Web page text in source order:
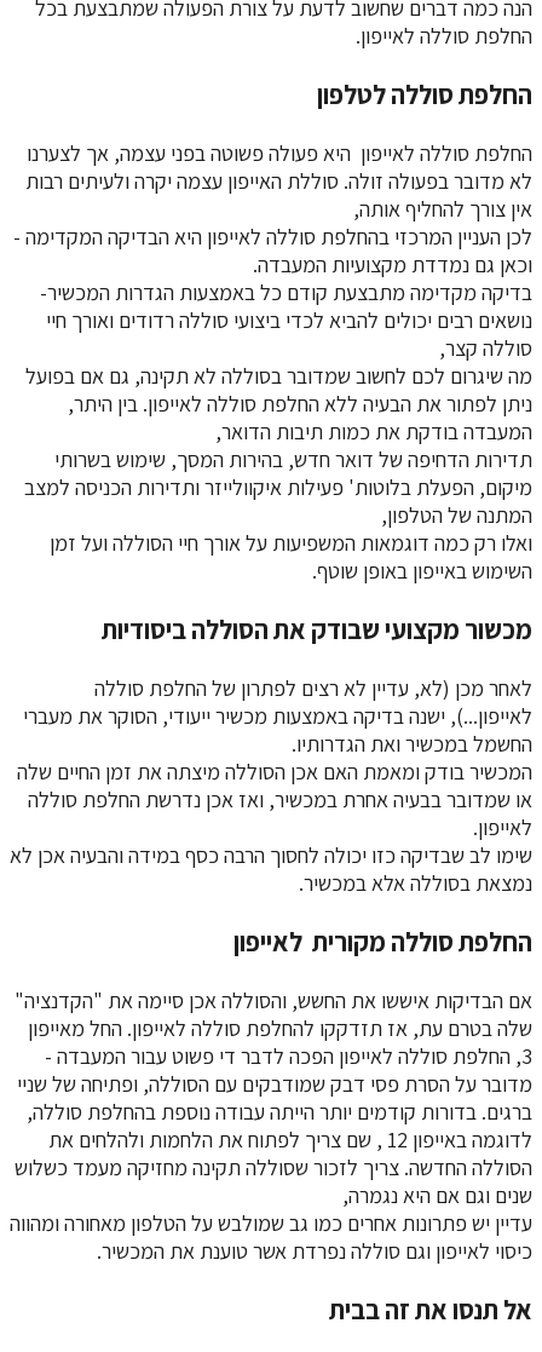
הנה כמה דברים שחשוב לדעת על צורת הפעולה שמתבצעת בכל
החלפת סוללה לאייפון.
החלפת סוללה לטלפון
החלפת סוללה לאייפון היא פעולה פשוטה בפני עצמה, אך לצערנו
לא מדובר בפעולה זולה. סוללת האייפון עצמה יקרה ולעיתים רבות
אין צורך להחליף אותה,
לכן העניין המרכזי בהחלפת סוללה לאייפון היא הבדיקה המקדימה -
וכאן גם נמדדת מקצועיות המעבדה.
בדיקה מקדימה מתבצעת קודם כל באמצעות הגדרות המכשיר-
נושאים רבים יכולים להביא לכדי ביצועי סוללה רדודים ואורך חיי
סוללה קצר,
מה שיגרום לכם לחשוב שמדובר בסוללה לא תקינה, גם אם בפועל
ניתן לפתור את הבעיה ללא החלפת סוללה לאייפון. בין היתר,
המעבדה בודקת את כמות תיבות הדואר,
תדירות הדחיפה של דואר חדש, בהירות המסך, שימוש בשרותי
מיקום, הפעלת בלוטות' פעילות איקוולייזר ותדירות הכניסה למצב
המתנה של הטלפון,
ואלו רק כמה דוגמאות המשפיעות על אורך חיי הסוללה ועל זמן
השימוש באייפון באופן שוטף.
מכשור מקצועי שבודק את הסוללה ביסודיות
לאחר מכן (לא, עדיין לא רצים לפתרון של החלפת סוללה
לאייפון...), ישנה בדיקה באמצעות מכשיר ייעודי, הסוקר את מעברי
החשמל במכשיר ואת הגדרותיו.
המכשיר בודק ומאמת האם אכן הסוללה מיצתה את זמן החיים שלה
או שמדובר בבעיה אחרת במכשיר, ואז אכן נדרשת החלפת סוללה
לאייפון.
שימו לב שבדיקה כזו יכולה לחסוך הרבה כסף במידה והבעיה אכן לא
נמצאת בסוללה אלא במכשיר.
החלפת סוללה מקורית לאייפון
אם הבדיקות איששו את החשש, והסוללה אכן סיימה את "הקדנציה"
שלה בטרם עת, אז תזדקקו להחלפת סוללה לאייפון. החל מאייפון
3, החלפת סוללה לאייפון הפכה לדבר די פשוט עבור המעבדה -
מדובר על הסרת פסי דבק שמודבקים עם הסוללה, ופתיחה של שניי
ברגים. בדורות קודמים יותר הייתה עבודה נוספת בהחלפת סוללה,
לדוגמה באייפון 12 , שם צריך לפתוח את הלחמות ולהלחים את
הסוללה החדשה. צריך לזכור שסוללה תקינה מחזיקה מעמד כשלוש
שנים וגם אם היא נגמרה,
עדיין יש פתרונות אחרים כמו גב שמולבש על הטלפון מאחורה ומהווה
כיסוי לאייפון וגם סוללה נפרדת אשר טוענת את המכשיר.
אל תנסו את זה בבית